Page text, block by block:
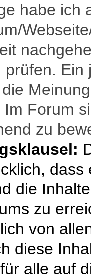
habe ich
prüfen.
Forum
zu
die
zu
von
diese
alle auf